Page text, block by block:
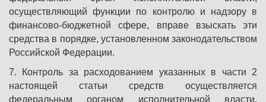
осуществляющий функции по контролю и надзору в
финансово-бюджетной сфере, вправе взыскать эти
средства в порядке, установленном законодательством
Российской Федерации.
7. Контроль за расходованием указанных в части 2
настоящей статьи средств осуществляется
федеральным органом исполнительной власти,